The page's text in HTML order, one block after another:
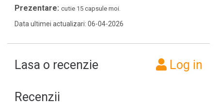
Prezentare: cutie 15 capsule moi.
Data ultimei actualizari: 06-04-2026
Lasa o recenzie Log in
Recenzii